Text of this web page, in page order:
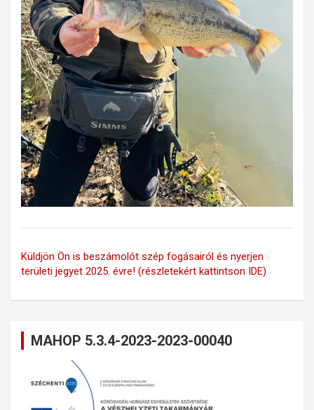
Küldjön Ön is beszámolót szép fogásairól és nyerjen
területi jegyet 2025. évre! (részletekért kattintson IDE)
MAHOP 5.3.4-2023-2023-00040